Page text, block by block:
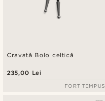
Cravată Bolo celtică
235,00 Lei
FORT TEMPUS